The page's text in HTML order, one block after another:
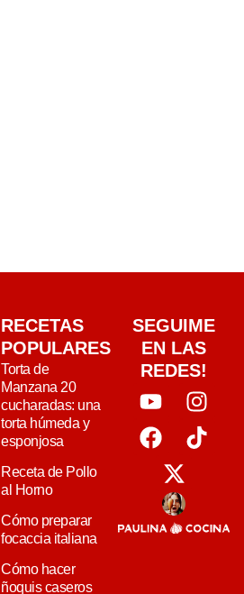
RECETAS
POPULARES
Torta de
Manzana 20
cucharadas: una
torta húmeda y
esponjosa
Receta de Pollo
al Horno
Cómo preparar
focaccia italiana
Cómo hacer
ñoquis caseros
SEGUIME
EN LAS
REDES!